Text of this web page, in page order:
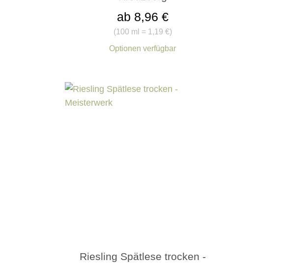
(100 ml = 1,19 €)
ab 8,96 €
Optionen verfügbar
Riesling Spätlese trocken -